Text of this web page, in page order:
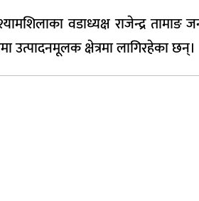
वडाध्यक्ष राजेन्द्र
उत्पादनमूलक क्षेत्रमा लागिरहेका छन्।